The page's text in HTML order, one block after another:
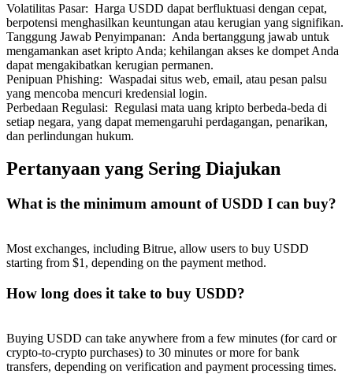
Volatilitas Pasar: Harga USDD dapat berfluktuasi dengan cepat,
berpotensi menghasilkan keuntungan atau kerugian yang signifikan.
Tanggung Jawab Penyimpanan: Anda bertanggung jawab untuk
mengamankan aset kripto Anda; kehilangan akses ke dompet Anda
dapat mengakibatkan kerugian permanen.
Penipuan Phishing: Waspadai situs web, email, atau pesan palsu
yang mencoba mencuri kredensial login.
Perbedaan Regulasi: Regulasi mata uang kripto berbeda-beda di
setiap negara, yang dapat memengaruhi perdagangan, penarikan,
dan perlindungan hukum.
Pertanyaan yang Sering Diajukan
What is the minimum amount of USDD I can buy?
Most exchanges, including Bitrue, allow users to buy USDD
starting from $1, depending on the payment method.
How long does it take to buy USDD?
Buying USDD can take anywhere from a few minutes (for card or
crypto-to-crypto purchases) to 30 minutes or more for bank
transfers, depending on verification and payment processing times.